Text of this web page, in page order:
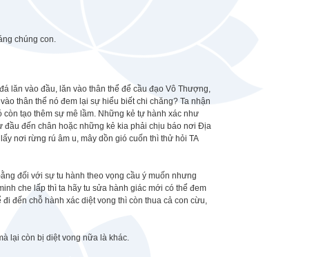
chúng con.
lăn vào đầu, lăn vào thân thể để cầu đạo Vô Thượng,
thân thể nó đem lại sự hiểu biết chi chăng? Ta nhận
tạo thêm sự mê lầm. Những kẻ tự hành xác như
đến chân hoặc những kẻ kia phải chịu báo nơi Địa
nơi rừng rú âm u, mây dồn gió cuốn thì thử hỏi TA
đối với sự tu hành theo vọng cầu ý muốn nhưng
che lấp thì ta hãy tu sửa hành giác mới có thể đem
đến chỗ hành xác diệt vong thì còn thua cả con cừu,
lại còn bị diệt vong nữa là khác.